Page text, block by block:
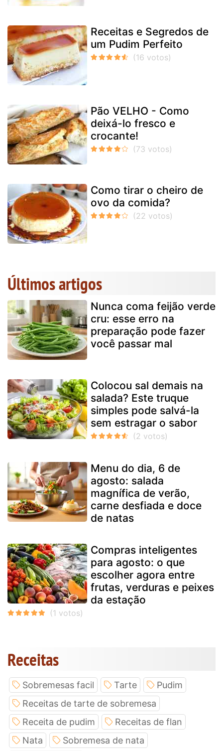
Receitas e Segredos de
um Pudim Perfeito
Pão VELHO - Como
deixá-lo fresco e
crocante!
Como tirar o cheiro de
ovo da comida?
Últimos artigos
Nunca coma feijão verde
cru: esse erro na
preparação pode fazer
você passar mal
Colocou sal demais na
salada? Este truque
simples pode salvá-la
sem estragar o sabor
Menu do dia, 6 de
agosto: salada
magnífica de verão,
carne desfiada e doce
de natas
Compras inteligentes
para agosto: o que
escolher agora entre
frutas, verduras e peixes
da estação
Receitas
Sobremesas facil Tarte
Pudim
Receitas de tarte de sobremesa
Receita de pudim
Receitas de flan
Nata
Sobremesa de nata